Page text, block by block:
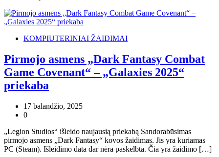
KOMPIUTERINIAI ŽAIDIMAI
Pirmojo asmens „Dark Fantasy Combat
Game Covenant“ – „Galaxies 2025“
priekaba
17 balandžio, 2025
0
„Legion Studios“ išleido naujausią priekabą Sandorabūsimas
pirmojo asmens „Dark Fantasy“ kovos žaidimas. Jis yra kuriamas
PC (Steam). Išleidimo data dar nėra paskelbta. Čia yra žaidimo […]